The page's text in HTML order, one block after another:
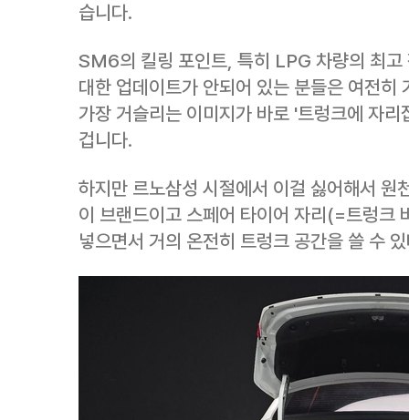
습니다.
SM6의 킬링 포인트, 특히 LPG 차량의 최
대한 업데이트가 안되어 있는 분들은 여전히
가장 거슬리는 이미지가 바로 '트렁크에 자
겁니다.
하지만 르노삼성 시절에서 이걸 싫어해서 원
이 브랜드이고 스페어 타이어 자리(=트렁크
넣으면서 거의 온전히 트렁크 공간을 쓸 수